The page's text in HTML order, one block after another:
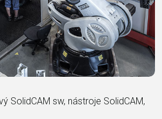
SolidCAM sw, nástroje SolidCAM,